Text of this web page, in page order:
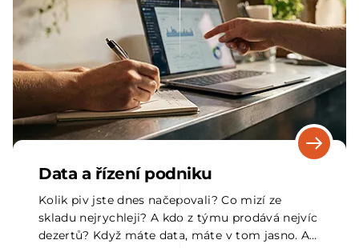
Data a řízení podniku
Kolik piv jste dnes načepovali? Co mizí ze
skladu nejrychleji? A kdo z týmu prodává nejvíc
dezertů? Když máte data, máte v tom jasno. A